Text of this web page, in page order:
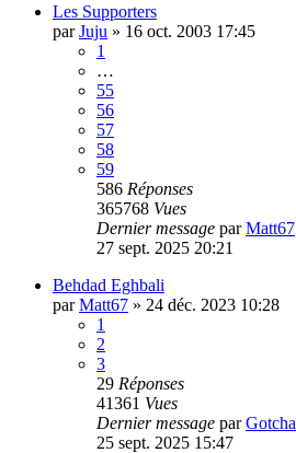
Les Supporters
parJuju » 16 oct. 2003 17:45
1
…
55
56
57
58
59
586 Réponses
365768 Vues
Dernier message parMatt67
27 sept. 2025 20:21
Behdad Eghbali
parMatt67 » 24 déc. 2023 10:28
1
2
3
29 Réponses
41361 Vues
Dernier message parGotcha
25 sept. 2025 15:47